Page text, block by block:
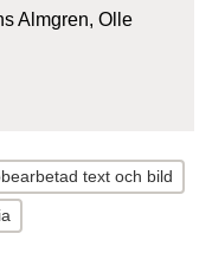
Almgren, Olle
text och bild